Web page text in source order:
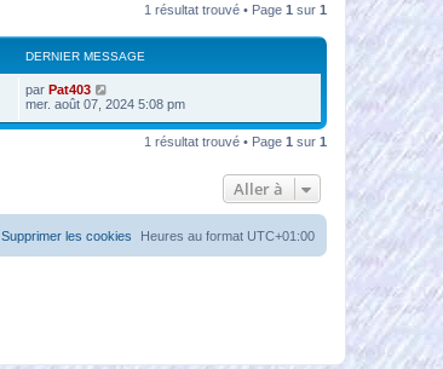
1 résultat trouvé • Page 1 sur 1
DERNIER MESSAGE
par Pat403
mer. août 07, 2024 5:08 pm
1 résultat trouvé • Page 1 sur 1
Aller à
Heures au format UTC+01:00
Supprimer les cookies